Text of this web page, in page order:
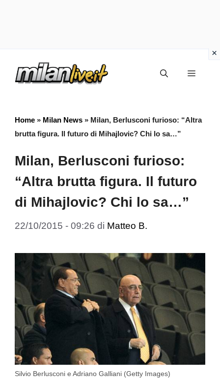
Menu
Home » Milan News » Milan, Berlusconi furioso: “Altra
brutta figura. Il futuro di Mihajlovic? Chi lo sa…”
Milan, Berlusconi furioso:
“Altra brutta figura. Il futuro
di Mihajlovic? Chi lo sa…”
22/10/2015 - 09:26 di Matteo B.
Silvio Berlusconi e Adriano Galliani (Getty Images)